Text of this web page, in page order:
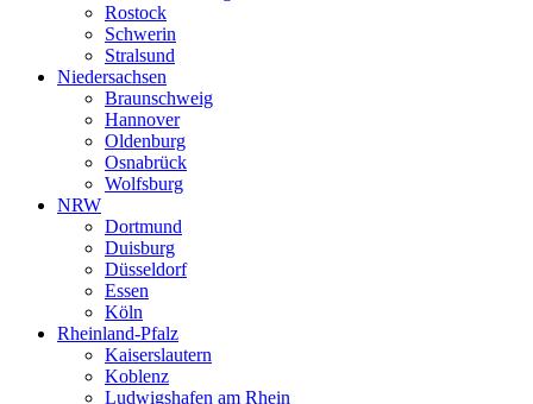
Rostock
Schwerin
Stralsund
Niedersachsen
Braunschweig
Hannover
Oldenburg
Osnabrück
Wolfsburg
NRW
Dortmund
Duisburg
Düsseldorf
Essen
Köln
Rheinland-Pfalz
Kaiserslautern
Koblenz
Ludwigshafen am Rhein